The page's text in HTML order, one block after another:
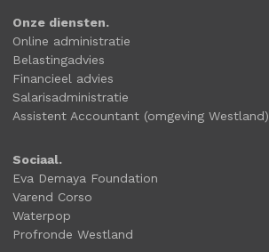
Onze diensten.
Online administratie
Belastingadvies
Financieel advies
Salarisadministratie
Assistent Accountant (omgeving Westland)
Sociaal.
Eva Demaya Foundation
Varend Corso
Waterpop
Profronde Westland